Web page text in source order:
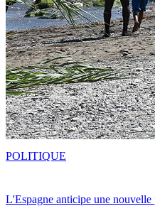
L'Espagne anticipe une nouvelle
POLITIQUE